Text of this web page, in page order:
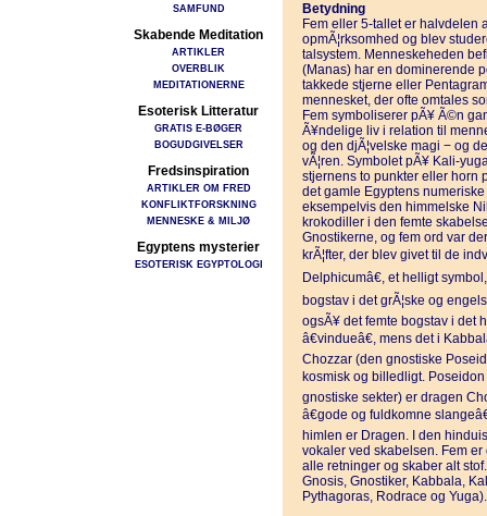
SAMFUND
Skabende Meditation
ARTIKLER
OVERBLIK
MEDITATIONERNE
Esoterisk Litteratur
GRATIS E-BØGER
BOGUDGIVELSER
Fredsinspiration
ARTIKLER OM FRED
KONFLIKTFORSKNING
MENNESKE & MILJØ
Egyptens mysterier
ESOTERISK EGYPTOLOGI
Betydning
Fem eller 5-tallet er halvdelen
opmÃ¦rksomhed og blev
talsystem. Menneskeheden
(Manas) har en dominerende
takkede stjerne eller
mennesket, der ofte omtales
Fem symboliserer pÃ¥ Ã©n
Ã¥ndelige liv i relation til
og den djÃ¦velske magi − og
vÃ¦ren. Symbolet pÃ¥ Kali-
stjernens to punkter eller horn
det gamle Egyptens
eksempelvis den himmelske
krokodiller i den femte
Gnostikerne, og fem ord var
krÃ¦fter, der blev givet til de
Delphicumâ€, et helligt
bogstav i det grÃ¦ske og
ogsÃ¥ det femte bogstav i det
â€vindueâ€, mens det i
Chozzar (den gnostiske
kosmisk og billedligt. Poseidon
gnostiske sekter) er dragen
â€gode og fuldkomne
himlen er Dragen. I den
vokaler ved skabelsen. Fem
alle retninger og skaber alt
Gnosis, Gnostiker, Kabbala,
Pythagoras, Rodrace og Yuga).